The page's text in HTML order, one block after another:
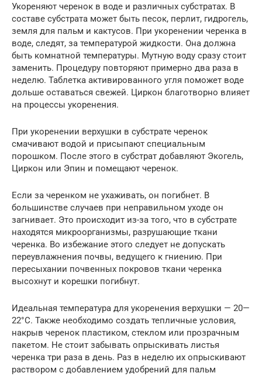
Укореняют черенок в воде и различных субстратах. В
составе субстрата может быть песок, перлит, гидрогель,
земля для пальм и кактусов. При укоренении черенка в
воде, следят, за температурой жидкости. Она должна
быть комнатной температуры. Мутную воду сразу стоит
заменить. Процедуру повторяют примерно два раза в
неделю. Таблетка активированного угля поможет воде
дольше оставаться свежей. Циркон благотворно влияет
на процессы укоренения.
При укоренении верхушки в субстрате черенок
смачивают водой и присыпают специальным
порошком. После этого в субстрат добавляют Экогель,
Циркон или Эпин и помещают черенок.
Если за черенком не ухаживать, он погибнет. В
большинстве случаев при неправильном уходе он
загнивает. Это происходит из-за того, что в субстрате
находятся микроорганизмы, разрушающие ткани
черенка. Во избежание этого следует не допускать
переувлажнения почвы, ведущего к гниению. При
пересыхании почвенных покровов ткани черенка
высохнут и корешки погибнут.
Идеальная температура для укоренения верхушки — 20—
22°C. Также необходимо создать тепличные условия,
накрыв черенок пластиком, стеклом или прозрачным
пакетом. Не стоит забывать опрыскивать листья
черенка три раза в день. Раз в неделю их опрыскивают
раствором с добавлением удобрений для пальм